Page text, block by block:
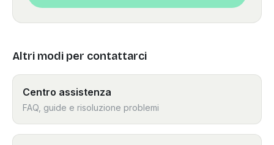
Altri modi per contattarci
Centro assistenza
FAQ, guide e risoluzione problemi